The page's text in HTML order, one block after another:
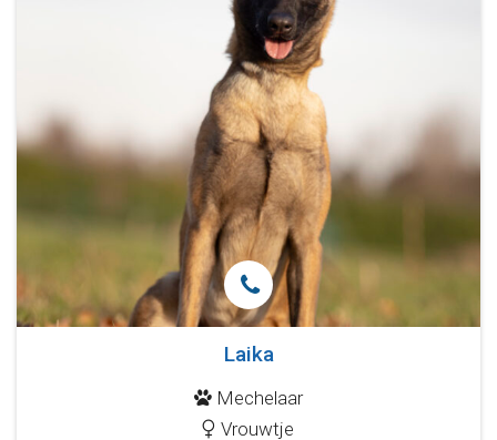
Laika
Mechelaar
Vrouwtje